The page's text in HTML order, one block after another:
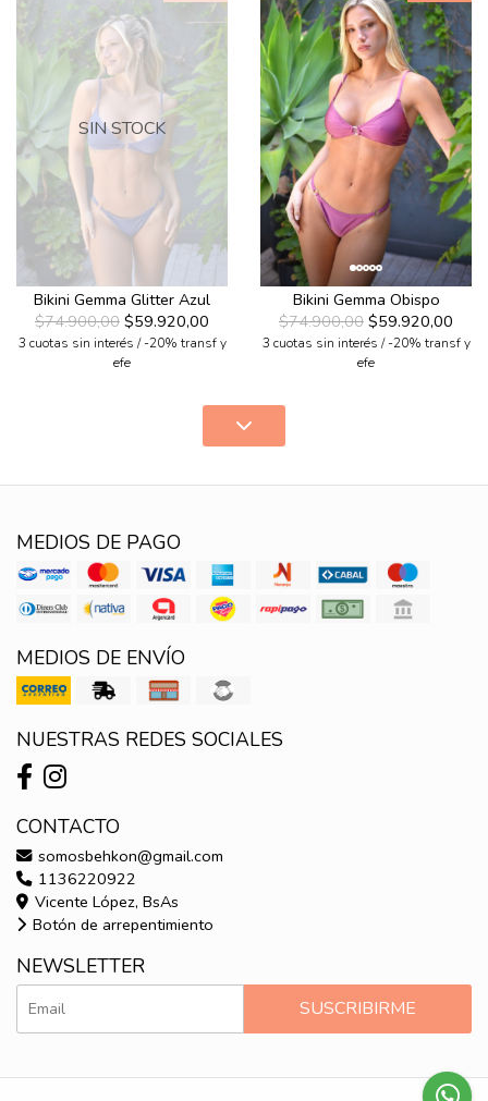
SIN STOCK
Bikini Gemma Glitter Azul
$74.900,00 $59.920,00
3 cuotas sin interés / -20% transf y
efe
Bikini Gemma Obispo
$74.900,00 $59.920,00
3 cuotas sin interés / -20% transf y
efe
MEDIOS DE PAGO
MEDIOS DE ENVÍO
NUESTRAS REDES SOCIALES
CONTACTO
somosbehkon@gmail.com
1136220922
Vicente López, BsAs
Botón de arrepentimiento
NEWSLETTER
SUSCRIBIRME